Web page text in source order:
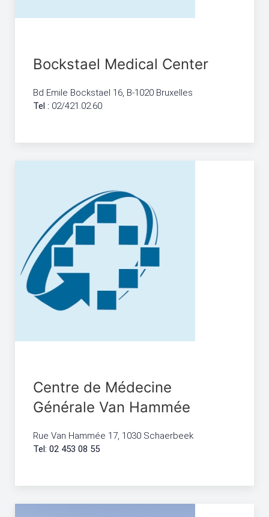
Bockstael Medical Center
Bd Emile Bockstael 16, B-1020 Bruxelles
Tel : 02/421.02.60
Centre de Médecine
Générale Van Hammée
Rue Van Hammée 17, 1030 Schaerbeek
Tel: 02 453 08 55